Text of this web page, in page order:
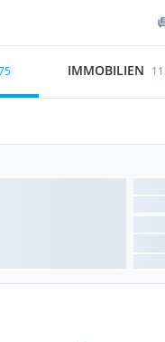
IMMOBILIEN